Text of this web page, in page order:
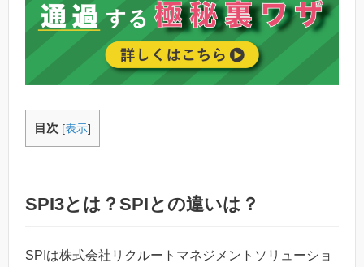
目次 [表示]
SPI3とは？SPIとの違いは？
SPIは株式会社リクルートマネジメントソリューショ